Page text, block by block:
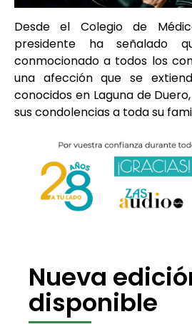
Desde el Colegio de
presidente ha señalado
conmocionado a todos los
una afección que se
conocidos en Laguna de
sus condolencias a toda su
Nueva
disponible